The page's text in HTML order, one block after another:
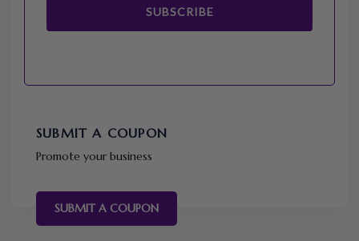
SUBSCRIBE
SUBMIT A COUPON
Promote your business
SUBMIT A COUPON